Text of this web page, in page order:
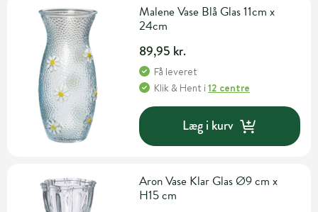
Malene Vase Blå Glas 11cm x
24cm
89,95 kr.
Få leveret
Klik & Hent i12 centre
Læg i kurv
Aron Vase Klar Glas Ø9 cm x
H15 cm